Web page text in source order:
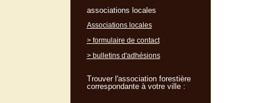
associations locales
Associations locales
> formulaire de contact
> bulletins d'adhésions
Trouver l'association forestière
correspondante à votre ville :